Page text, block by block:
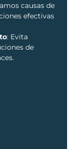
causas de
efectivas
: Evita
de